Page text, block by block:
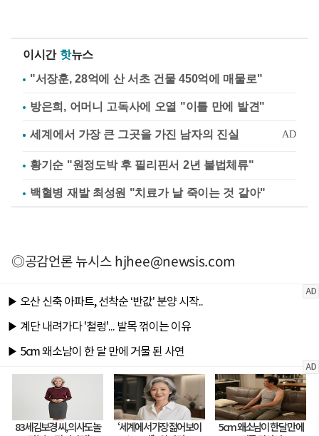
이시간 핫뉴스
"서장훈, 28억에 산 서초 건물 450억에 매물로"
방은희, 어머니 고독사에 오열 "이틀 만에 발견"
황기순 "원정도박 후 필리핀서 2년 불법체류"
백혈병 재발 최성원 "치료가 날 죽이는 것 같아"
◎공감언론 뉴시스hjhee@newsis.com